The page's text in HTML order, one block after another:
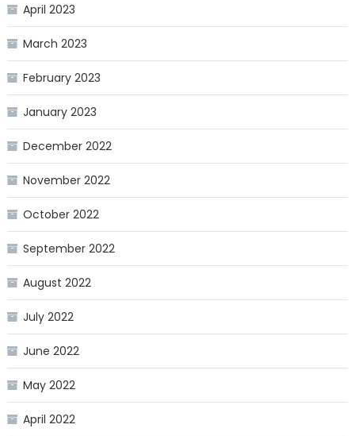
April 2023
March 2023
February 2023
January 2023
December 2022
November 2022
October 2022
September 2022
August 2022
July 2022
June 2022
May 2022
April 2022